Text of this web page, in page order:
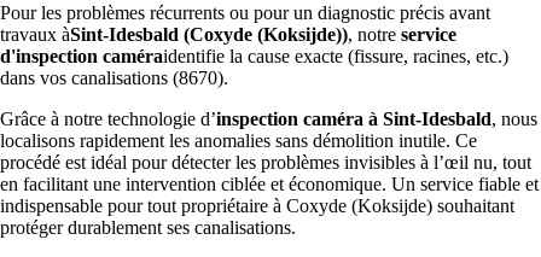
Pour les problèmes récurrents ou pour un diagnostic précis avant
travaux àSint-Idesbald (Coxyde (Koksijde)), notre service
d'inspection caméraidentifie la cause exacte (fissure, racines, etc.)
dans vos canalisations (8670).
Grâce à notre technologie d’inspection caméra à Sint-Idesbald, nous
localisons rapidement les anomalies sans démolition inutile. Ce
procédé est idéal pour détecter les problèmes invisibles à l’œil nu, tout
en facilitant une intervention ciblée et économique. Un service fiable et
indispensable pour tout propriétaire à Coxyde (Koksijde) souhaitant
protéger durablement ses canalisations.